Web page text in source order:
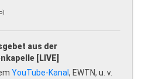
aus der
[LIVE]
YouTube-Kanal, EWTN, u. v.